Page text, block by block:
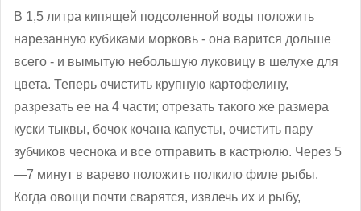
В 1,5 литра кипящей подсоленной воды положить
нарезанную кубиками морковь - она варится дольше
всего - и вымытую небольшую луковицу в шелухе для
цвета. Теперь очистить крупную картофелину,
разрезать ее на 4 части; отрезать такого же размера
куски тыквы, бочок кочана капусты, очистить пару
зубчиков чеснока и все отправить в кастрюлю. Через 5
—7 минут в варево положить полкило филе рыбы.
Когда овощи почти сварятся, извлечь их и рыбу,